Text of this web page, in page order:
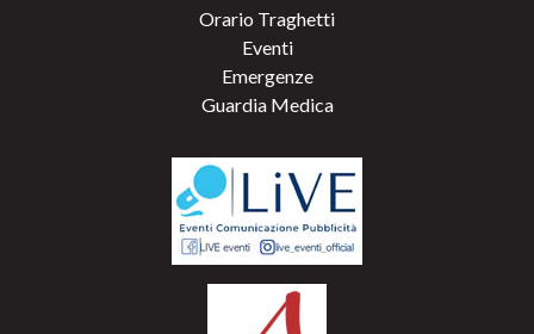
Orario Traghetti
Eventi
Emergenze
Guardia Medica